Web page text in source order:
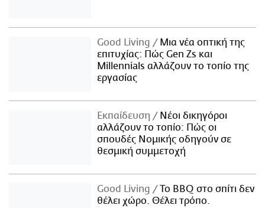
Good Living
Μια νέα οπτική της
επιτυχίας: Πώς Gen Zs και
Millennials αλλάζουν το τοπίο της
εργασίας
Εκπαίδευση
Νέοι δικηγόροι
αλλάζουν το τοπίο: Πώς οι
σπουδές Νομικής οδηγούν σε
θεσμική συμμετοχή
Good Living
Το BBQ στο σπίτι δεν
θέλει χώρο. Θέλει τρόπο.